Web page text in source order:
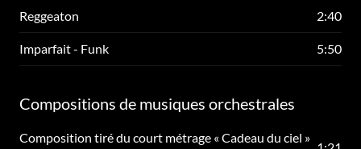
Reggeaton 2:40
Imparfait - Funk 5:50
Compositions de musiques orchestrales
Composition tiré du court métrage « Cadeau du ciel »